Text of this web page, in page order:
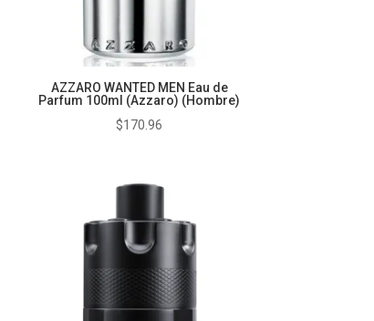
AZZARO WANTED MEN Eau de
Parfum 100ml (Azzaro) (Hombre)
$170.96